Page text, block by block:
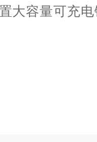
大容量可充